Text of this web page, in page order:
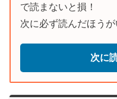
で読まないと損！
次に必ず読んだほう
次に